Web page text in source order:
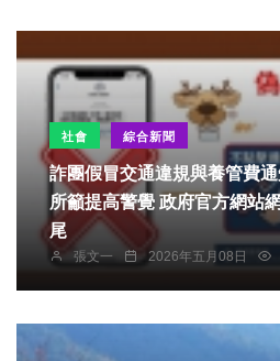
社會 綜合新聞
詐團假冒交通違規與養管費
所籲提高警覺 政府官方網站網址皆以「gov.tw」結
尾
張文一 2026年五月08日